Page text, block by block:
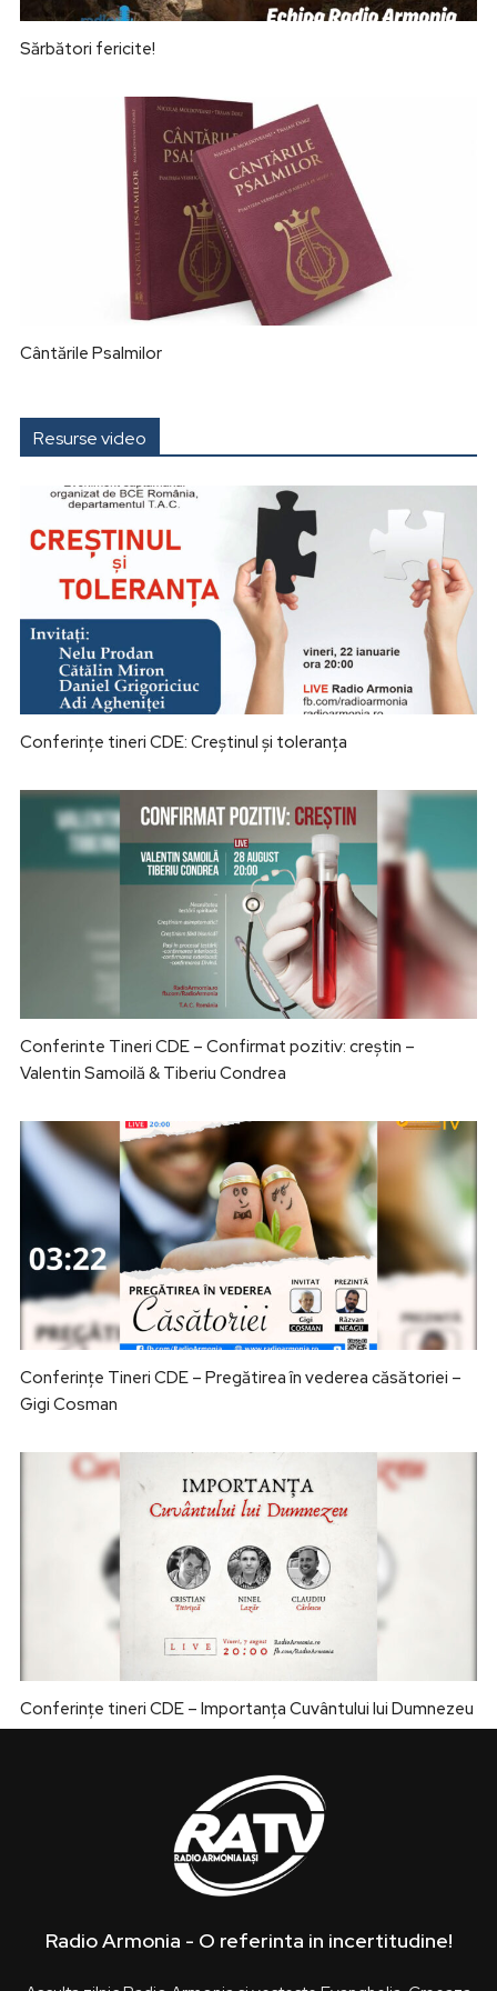
Sărbători fericite!
Cântările Psalmilor
Resurse video
Conferințe tineri CDE: Creștinul și toleranța
Conferinte Tineri CDE – Confirmat pozitiv: creștin –
Valentin Samoilă & Tiberiu Condrea
Conferințe Tineri CDE – Pregătirea în vederea căsătoriei –
Gigi Cosman
Conferințe tineri CDE – Importanța Cuvântului lui Dumnezeu
Radio Armonia - O referinta in incertitudine!